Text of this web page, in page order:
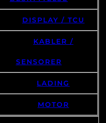
DISPLAY / TCU
KABLER /
LADING
MOTOR
GAFLER